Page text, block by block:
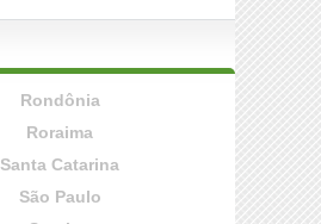
Rondônia
Roraima
Santa Catarina
São Paulo